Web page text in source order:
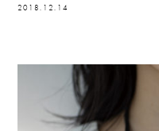
2018.12.14